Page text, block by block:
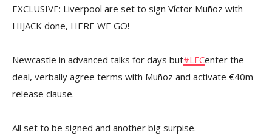
EXCLUSIVE: Liverpool are set to sign Víctor Muñoz with
HIJACK done, HERE WE GO!
Newcastle in advanced talks for days but#LFCenter the
deal, verbally agree terms with Muñoz and activate €40m
release clause.
All set to be signed and another big surpise.